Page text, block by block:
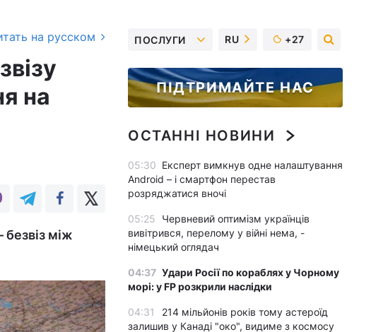
на русском
на
між
ПОСЛУГИ RU +27
ПІДТРИМАЙТЕ НАС
ОСТАННІ НОВИНИ
05:30 Експерт вимкнув одне налаштування
Android – і смартфон перестав
розряджатися вночі
05:25
Червневий оптимізм українців
вивітрився, перелому у війні нема, -
німецький оглядач
04:37 Удари Росії по кораблях у Чорному
морі: у FP розкрили наслідки
04:31
214 мільйонів років тому астероїд
залишив у Канаді "око", видиме з космосу